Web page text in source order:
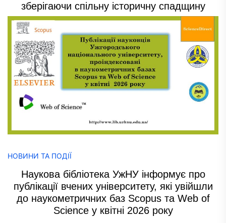
зберігаючи спільну історичну спадщину
НОВИНИ ТА ПОДІЇ
Наукова бібліотека УжНУ інформує про
публікації вчених університету, які увійшли
до наукометричних баз Scopus та Web of
Science у квітні 2026 року